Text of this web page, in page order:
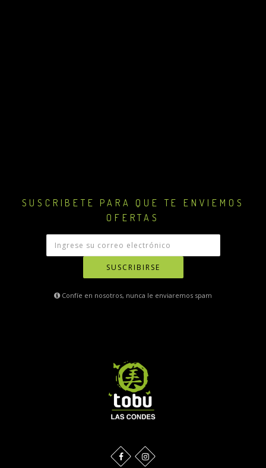
SUSCRIBETE PARA QUE TE ENVIEMOS
OFERTAS
SUSCRIBIRSE
Confíe en nosotros, nunca le enviaremos spam